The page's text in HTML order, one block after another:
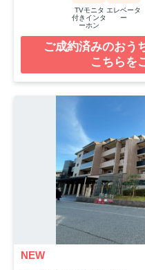
TVモニタ
付きインタ
ーホン
エレベータ
ー
ご成約済みのおう
こちらを
NEW